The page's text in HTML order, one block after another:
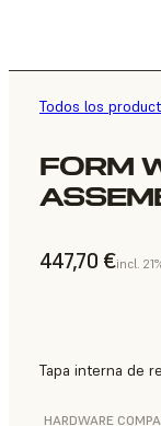
Todos los
FORM
447,70 €incl.
Tapa interna de
HARDWARE